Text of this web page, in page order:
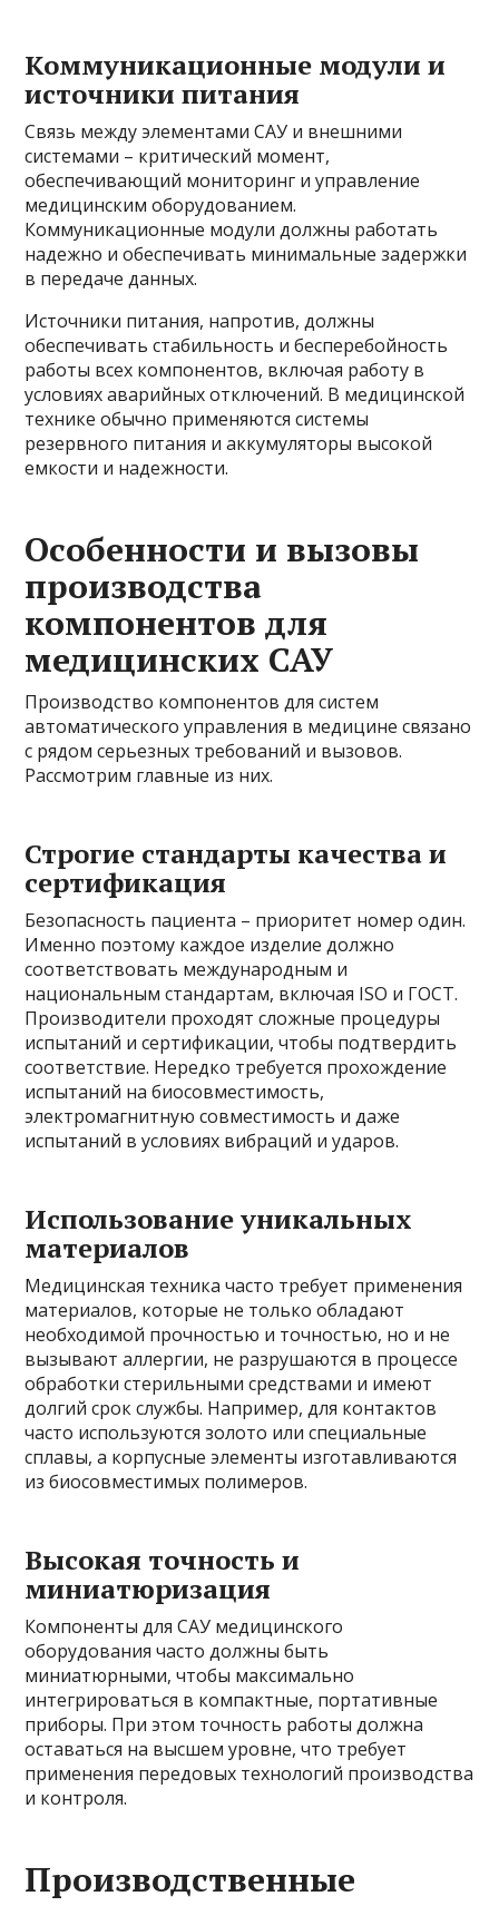
Коммуникационные модули и
источники питания
Связь между элементами САУ и внешними
системами – критический момент,
обеспечивающий мониторинг и управление
медицинским оборудованием.
Коммуникационные модули должны работать
надежно и обеспечивать минимальные задержки
в передаче данных.
Источники питания, напротив, должны
обеспечивать стабильность и бесперебойность
работы всех компонентов, включая работу в
условиях аварийных отключений. В медицинской
технике обычно применяются системы
резервного питания и аккумуляторы высокой
емкости и надежности.
Особенности и вызовы
производства
компонентов для
медицинских САУ
Производство компонентов для систем
автоматического управления в медицине связано
с рядом серьезных требований и вызовов.
Рассмотрим главные из них.
Строгие стандарты качества и
сертификация
Безопасность пациента – приоритет номер один.
Именно поэтому каждое изделие должно
соответствовать международным и
национальным стандартам, включая ISO и ГОСТ.
Производители проходят сложные процедуры
испытаний и сертификации, чтобы подтвердить
соответствие. Нередко требуется прохождение
испытаний на биосовместимость,
электромагнитную совместимость и даже
испытаний в условиях вибраций и ударов.
Использование уникальных
материалов
Медицинская техника часто требует применения
материалов, которые не только обладают
необходимой прочностью и точностью, но и не
вызывают аллергии, не разрушаются в процессе
обработки стерильными средствами и имеют
долгий срок службы. Например, для контактов
часто используются золото или специальные
сплавы, а корпусные элементы изготавливаются
из биосовместимых полимеров.
Высокая точность и
миниатюризация
Компоненты для САУ медицинского
оборудования часто должны быть
миниатюрными, чтобы максимально
интегрироваться в компактные, портативные
приборы. При этом точность работы должна
оставаться на высшем уровне, что требует
применения передовых технологий производства
и контроля.
Производственные